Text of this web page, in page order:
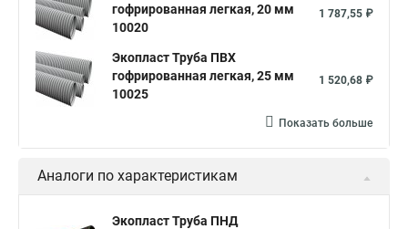
гофрированная легкая, 20 мм
10020
1 787,55 ₽
Экопласт Труба ПВХ
гофрированная легкая, 25 мм
10025
1 520,68 ₽
Показать больше
Аналоги по характеристикам
Экопласт Труба ПНД